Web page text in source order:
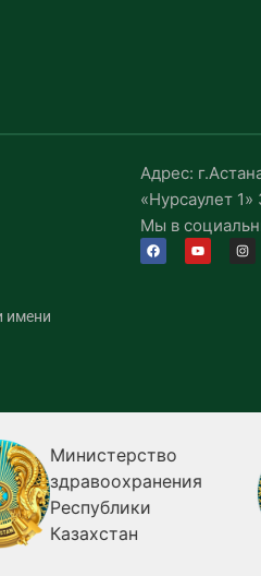
имени
Адрес:
«Нурсаулет 1»
Мы в